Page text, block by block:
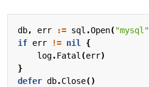
db, err := sql .Open("mysql"
if err != nil
{
log.Fatal (err)
}
defer db.Close()